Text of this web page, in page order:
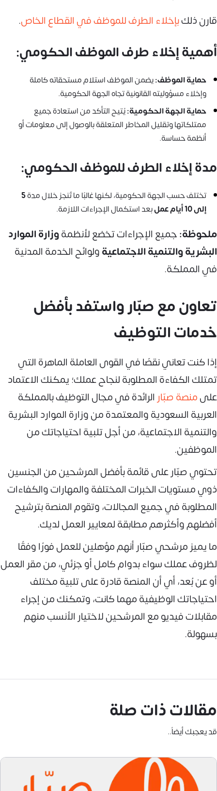
قارن ذلكبإخلاء الطرف للموظف في القطاع الخاص.
أهمية إخلاء طرف الموظف الحكومي:
حماية الموظف:يضمن الموظف استلام مستحقاته كاملة
وإخلاء مسؤوليته القانونية تجاه الجهة الحكومية.
حماية الجهة الحكومية:يُتيح التأكد من استعادة جميع
ممتلكاتها وتقليل المخاطر المتعلقة بالوصول إلى معلومات أو
أنظمة حساسة.
مدة إخلاء الطرف للموظف الحكومي:
تختلف حسب الجهة الحكومية، لكنها غالبًا ما تُنجز خلال مدة5
إلى 10 أيام عمل
بعد استكمال الإجراءات اللازمة.
ملحوظة:جميع الإجراءات تخضع لأنظمةوزارة الموارد
البشرية والتنمية الاجتماعيةولوائح الخدمة المدنية
في المملكة.
تعاون مع صبّار واستفد بأفضل
خدمات التوظيف
إذا كنت تعاني نقصًا في القوى العاملة الماهرة التي
تمتلك الكفاءة المطلوبة لنجاح عملك؛ يمكنك الاعتماد
علىمنصة صبّار الرائدة في مجال التوظيف بالمملكة
العربية السعودية والمعتمدة من وزارة الموارد البشرية
والتنمية الاجتماعية، من أجل تلبية احتياجاتك من
الموظفين.
تحتوي صبّار على قائمة بأفضل المرشحين من الجنسين
ذوي مستويات الخبرات المختلفة والمهارات والكفاءات
المطلوبة في جميع المجالات، وتقوم المنصة بترشيح
أفضلهم وأكثرهم مطابقة لمعايير العمل لديك.
ما يميز مرشحي صبّار أنهم مؤهلين للعمل فورًا وفقًا
لظروف عملك سواء بدوام كامل أو جزئي، من مقر العمل
أو عن بُعد، أي أن المنصة قادرة على تلبية مختلف
احتياجاتك الوظيفية مهما كانت، وتمكنك من إجراء
مقابلات فيديو مع المرشحين لاختيار الأنسب منهم
بسهولة.
مقالات ذات صلة
قد يعجبك أيضاً..